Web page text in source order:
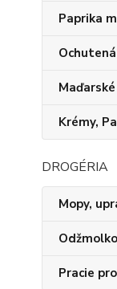
Paprika
Krémy,
DROGÉRIA
Mopy,
Pracie